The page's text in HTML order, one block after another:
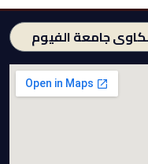
جامعة الفيوم